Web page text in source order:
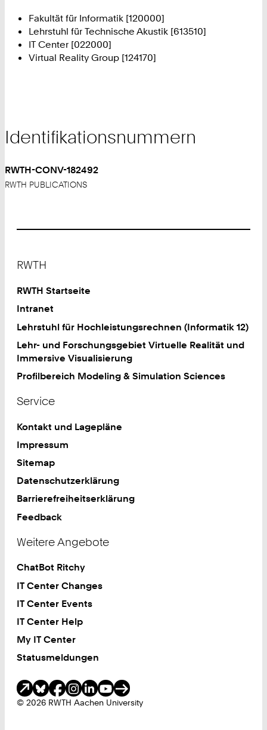
Fakultät für Informatik [120000]
Lehrstuhl für Technische Akustik [613510]
IT Center [022000]
Virtual Reality Group [124170]
Identifikationsnummern
RWTH-CONV-182492
RWTH PUBLICATIONS
RWTH
RWTH Startseite
Intranet
Lehrstuhl für Hochleistungsrechnen (Informatik 12)
Lehr- und Forschungsgebiet Virtuelle Realität und
Immersive Visualisierung
Profilbereich Modeling & Simulation Sciences
Service
Kontakt und Lagepläne
Impressum
Sitemap
Datenschutzerklärung
Barrierefreiheitserklärung
Feedback
Weitere Angebote
ChatBot Ritchy
IT Center Changes
IT Center Events
IT Center Help
My IT Center
Statusmeldungen
© 2026 RWTH Aachen University
Soziale Medien